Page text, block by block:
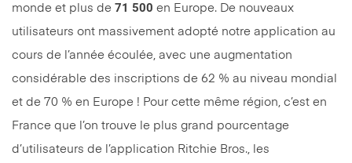
monde et plus de 71 500 en Europe. De nouveaux
utilisateurs ont massivement adopté notre application au
cours de l’année écoulée, avec une augmentation
considérable des inscriptions de 62 % au niveau mondial
et de 70 % en Europe ! Pour cette même région, c’est en
France que l’on trouve le plus grand pourcentage
d’utilisateurs de l’application Ritchie Bros., les